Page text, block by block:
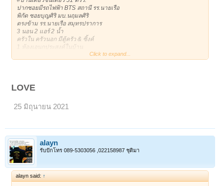
ปากซอยมีรถไฟฟ้า BTS สถานี รร.นายเรือ
พิกัด ซอยบุญศิริ มบ.นฤมลศิริ
ตรงข้าม รร.นายเรือ สมุทรปราการ
3 นอน 2 แอร์ 2 น้ำ
ครัวใน ครัวนอก มีตู้ครัว & ซิ้งค์
1 ห้องเอนกประสงค์ในบ้าน
1 ห้องเอนกประสงค์ข้างบ้าน เก็บของ หรือเป็นบ้านสัตว์เลี้ยงได้
ขาย 3,400,000฿
เจ้าของโพสเอง
ติดต่อ : 0818665944 (alayan)
Click to expand...
LOVE
25 มิถุนายน 2021
alayn
รับปักโทร 089-5303056 ,022158987 ชุติมา
alayn said: ↑